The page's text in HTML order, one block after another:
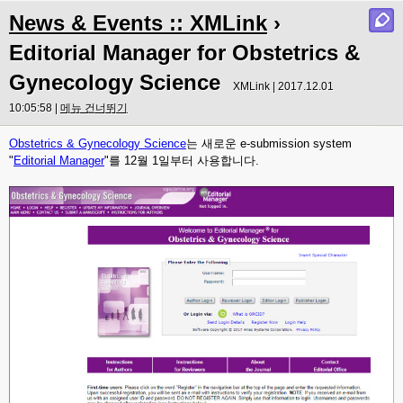
News & Events :: XMLink ›
Editorial Manager for Obstetrics &
Gynecology Science
XMLink | 2017.12.01
10:05:58 | 메뉴 건너뛰기
Obstetrics & Gynecology Science는 새로운 e-submission system
" Editorial Manager"를 12월 1일부터 사용합니다.